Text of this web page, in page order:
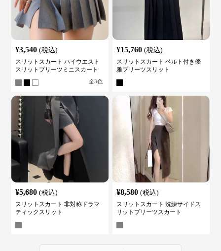
¥3,540 (税込)
スリットスカート ハイウエスト
スリットプリーツミニスカート
全3色
¥15,760 (税込)
スリットスカート ベルト付き優
雅プリーツスリット
¥5,680 (税込)
スリットスカート 非対称ドラマ
ティックスリット
¥8,580 (税込)
スリットスカート 洗練サイドス
リットプリーツスカート